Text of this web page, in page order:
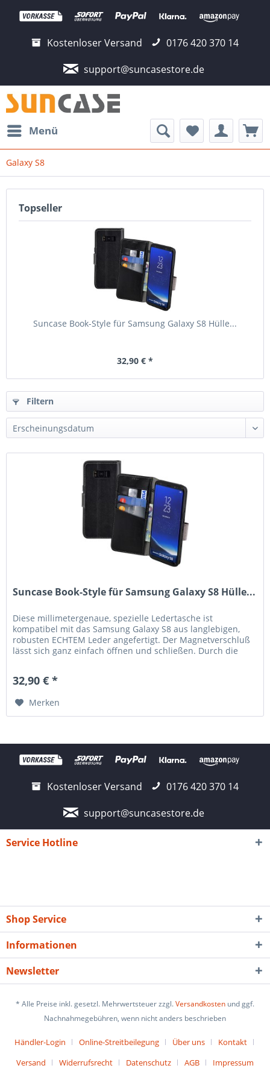
Kostenloser Versand
0176 420 370 14
support@suncasestore.de
Menü
Galaxy S8
Topseller
Suncase Book-Style für Samsung Galaxy S8 Hülle...
32,90 € *
Filtern
Suncase Book-Style für Samsung Galaxy S8 Hülle...
Diese millimetergenaue, spezielle Ledertasche ist
kompatibel mit das Samsung Galaxy S8 aus langlebigen,
robusten ECHTEM Leder angefertigt. Der Magnetverschluß
lässt sich ganz einfach öffnen und schließen. Durch die
32,90 € *
Merken
Kostenloser Versand
0176 420 370 14
support@suncasestore.de
Service Hotline
Shop Service
Informationen
Newsletter
* Alle Preise inkl. gesetzl. Mehrwertsteuer zzgl.Versandkosten und ggf.
Nachnahmegebühren, wenn nicht anders beschrieben
Händler-Login Online-Streitbeilegung Über uns
Kontakt
Versand
Widerrufsrecht Datenschutz AGB Impressum